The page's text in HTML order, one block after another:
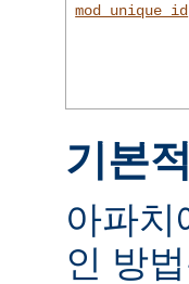
mod_unique_id
기본
아파치
인 방